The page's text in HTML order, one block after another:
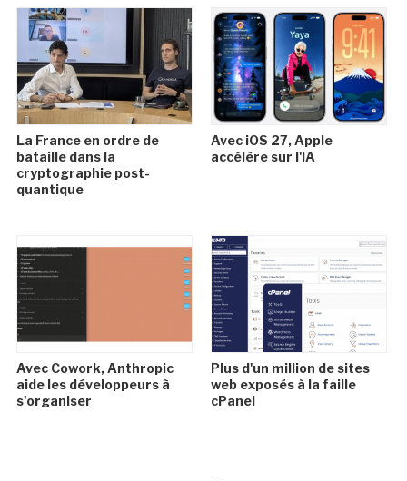
La France en ordre de
bataille dans la
cryptographie post-
quantique
Avec iOS 27, Apple
accélère sur l'IA
Avec Cowork, Anthropic
aide les développeurs à
s'organiser
Plus d'un million de sites
web exposés à la faille
cPanel